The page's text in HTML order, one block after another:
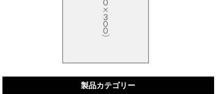
製品カテゴリー